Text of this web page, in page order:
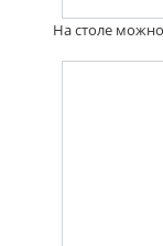
На столе